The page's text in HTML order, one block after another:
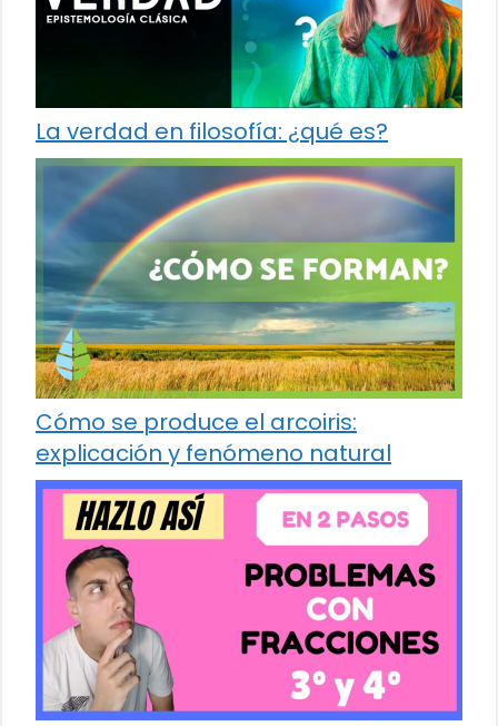
La verdad en filosofía: ¿qué es?
Cómo se produce el arcoiris:
explicación y fenómeno natural